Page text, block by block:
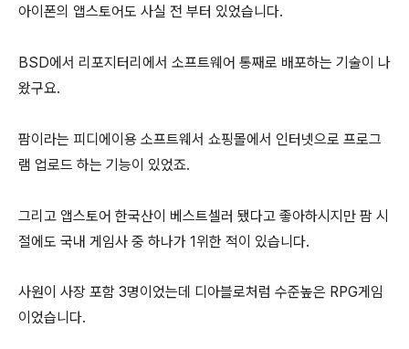
아이폰의 앱스토어도 사실 전 부터 있었습니다.
BSD에서 리포지터리에서 소프트웨어 통째로 배포하는 기술이 나
왔구요.
팜이라는 피디에이용 소프트웨서 쇼핑몰에서 인터넷으로 프로그
램 업로드 하는 기능이 있었죠.
그리고 앱스토어 한국산이 베스트셀러 됐다고 좋아하시지만 팜 시
절에도 국내 게임사 중 하나가 1위한 적이 있습니다.
사원이 사장 포함 3명이었는데 디아블로처럼 수준높은 RPG게임
이었습니다.